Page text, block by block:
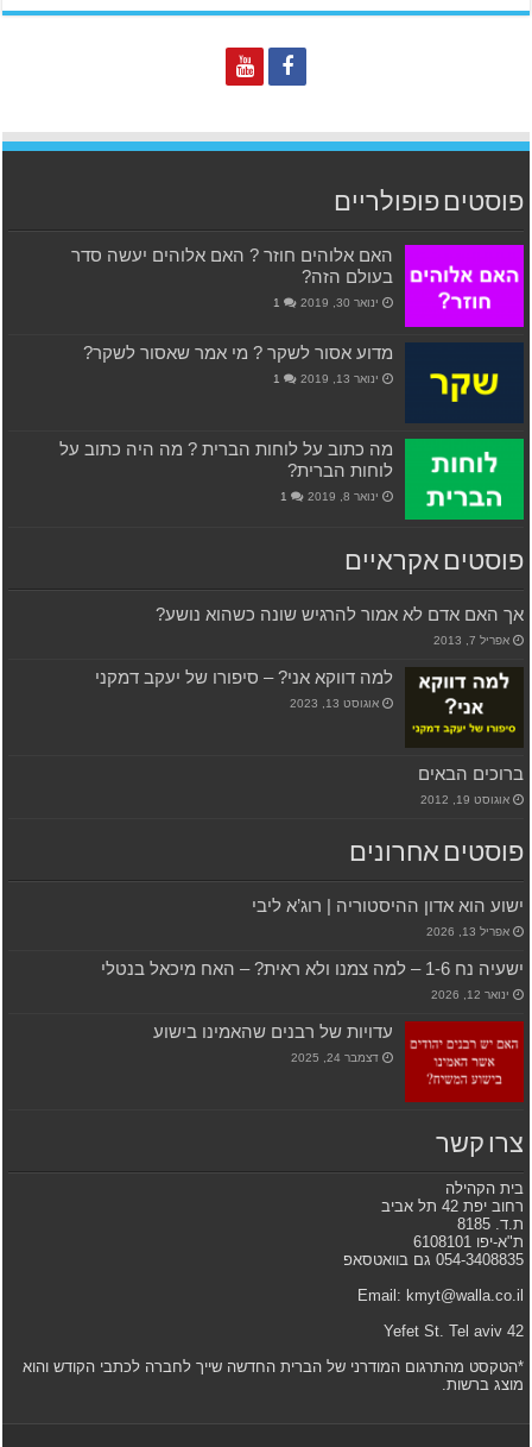
פוסטים פופולריים
האם אלוהים חוזר ? האם אלוהים יעשה סדר
בעולם הזה?
ינואר 30, 2019 1
מדוע אסור לשקר ? מי אמר שאסור לשקר?
ינואר 13, 2019 1
מה כתוב על לוחות הברית ? מה היה כתוב על
לוחות הברית?
ינואר 8, 2019 1
פוסטים אקראיים
אך האם אדם לא אמור להרגיש שונה כשהוא נושע?
אפריל 7, 2013
למה דווקא אני? – סיפורו של יעקב דמקני
אוגוסט 13, 2023
ברוכים הבאים
אוגוסט 19, 2012
פוסטים אחרונים
ישוע הוא אדון ההיסטוריה | רוג’א ליבי
אפריל 13, 2026
ישעיה נח 1-6 – למה צמנו ולא ראית? – האח מיכאל בנטלי
ינואר 12, 2026
עדויות של רבנים שהאמינו בישוע
דצמבר 24, 2025
צרו קשר
בית הקהילה
רחוב יפת 42 תל אביב
ת.ד. 8185
ת"א-יפו 6108101
054-3408835 גם בוואטסאפ
Email: kmyt@walla.co.il
42 Yefet St. Tel aviv
*הטקסט מהתרגום המודרני של הברית החדשה שייך לחברה לכתבי הקודש והוא
מוצג ברשות.